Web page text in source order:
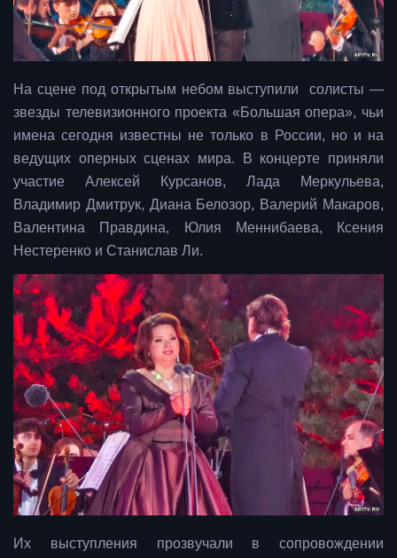
На сцене под открытым небом выступили солисты —
звезды телевизионного проекта «Большая опера», чьи
имена сегодня известны не только в России, но и на
ведущих оперных сценах мира. В концерте приняли
участие Алексей Курсанов, Лада Меркульева,
Владимир Дмитрук, Диана Белозор, Валерий Макаров,
Валентина Правдина, Юлия Меннибаева, Ксения
Нестеренко и Станислав Ли.
Их выступления прозвучали в сопровождении